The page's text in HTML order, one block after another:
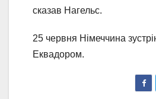
сказав Нагельс.
25 червня Німеччина
Еквадором.